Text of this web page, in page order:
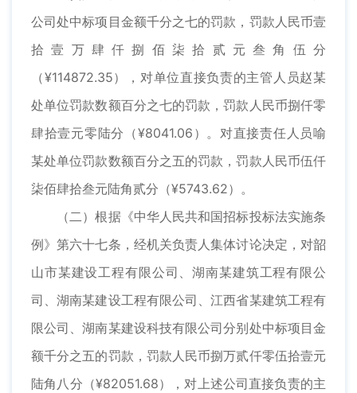
公司处中标项目金额千分之七的罚款，罚款人民币壹
拾壹万肆仟捌佰柒拾贰元叁角伍分
（¥114872.35），对单位直接负责的主管人员赵某
处单位罚款数额百分之七的罚款，罚款人民币捌仟零
肆拾壹元零陆分（¥8041.06）。对直接责任人员喻
某处单位罚款数额百分之五的罚款，罚款人民币伍仟
柒佰肆拾叁元陆角贰分（¥5743.62）。
（二）根据《中华人民共和国招标投标法实施条
例》第六十七条，经机关负责人集体讨论决定，对韶
山市某建设工程有限公司、湖南某建筑工程有限公
司、湖南某建设工程有限公司、江西省某建筑工程有
限公司、湖南某建设科技有限公司分别处中标项目金
额千分之五的罚款，罚款人民币捌万贰仟零伍拾壹元
陆角八分（¥82051.68），对上述公司直接负责的主